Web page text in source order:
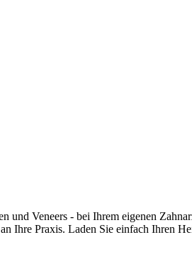
und Veneers - bei Ihrem eigenen
Ihre Praxis. Laden Sie einfach Ihren